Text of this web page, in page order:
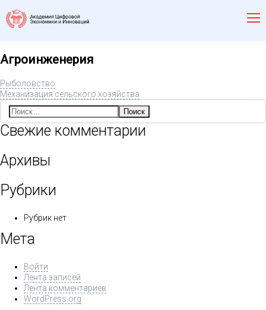
Агроинженерия
Рыболовство
Механизация сельского хозяйства
Найти:
Свежие комментарии
Архивы
Рубрики
Рубрик нет
Мета
Войти
Лента записей
Лента комментариев
WordPress.org